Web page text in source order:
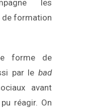
les
de formation
forme de
par le bad
avant
réagir. On